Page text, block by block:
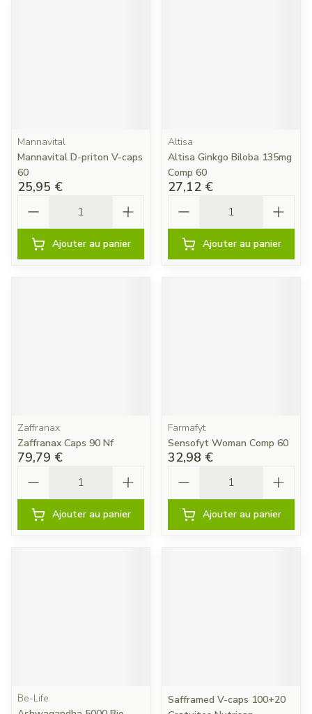
Mannavital
Mannavital D-priton V-caps
60
25,95 €
Ajouter au panier
Altisa
Altisa Ginkgo Biloba 135mg
Comp 60
27,12 €
Ajouter au panier
Zaffranax
Zaffranax Caps 90 Nf
79,79 €
Ajouter au panier
Farmafyt
Sensofyt Woman Comp 60
32,98 €
Ajouter au panier
Be-Life
Safframed V-caps 100+20